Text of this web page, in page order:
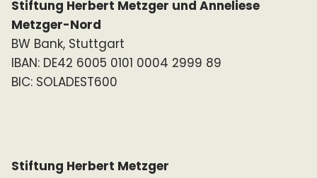
Stiftung Herbert Metzger und Anneliese
Metzger-Nord
BW Bank, Stuttgart
IBAN: DE42 6005 0101 0004 2999 89
BIC: SOLADEST600
Stiftung Herbert Metzger